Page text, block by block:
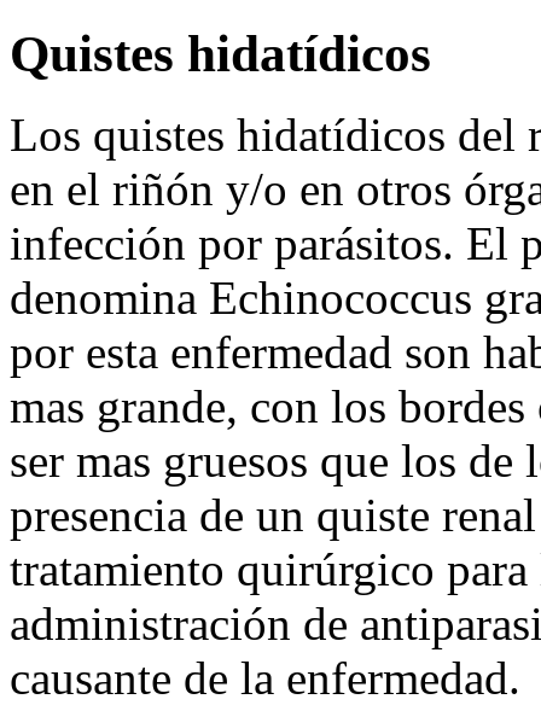
Quistes hidatídicos
Los quistes hidatídicos del
en el riñón y/o en otros
infección por parásitos. El
denomina Echinococcus
por esta enfermedad son
mas grande, con los
ser mas gruesos que los
presencia de un quiste
tratamiento quirúrgico
administración de
causante de la enfermedad.